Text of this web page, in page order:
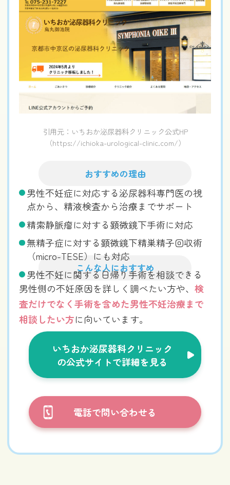
引用元：いちおか泌尿器科クリニック公式HP
（https://ichioka-urological-clinic.com/）
おすすめの理由
男性不妊症に対応する泌尿器科専門医の視
点から、精液検査から治療までサポート
精索静脈瘤に対する顕微鏡下手術に対応
無精子症に対する顕微鏡下精巣精子回収術
（micro-TESE）にも対応
男性不妊に関する日帰り手術を相談できる
こんな人におすすめ
男性側の不妊原因を詳しく調べたい方や、検
査だけでなく手術を含めた男性不妊治療まで
相談したい方に向いています。
いちおか泌尿器科クリニック
の公式サイトで詳細を見る
電話で問い合わせる